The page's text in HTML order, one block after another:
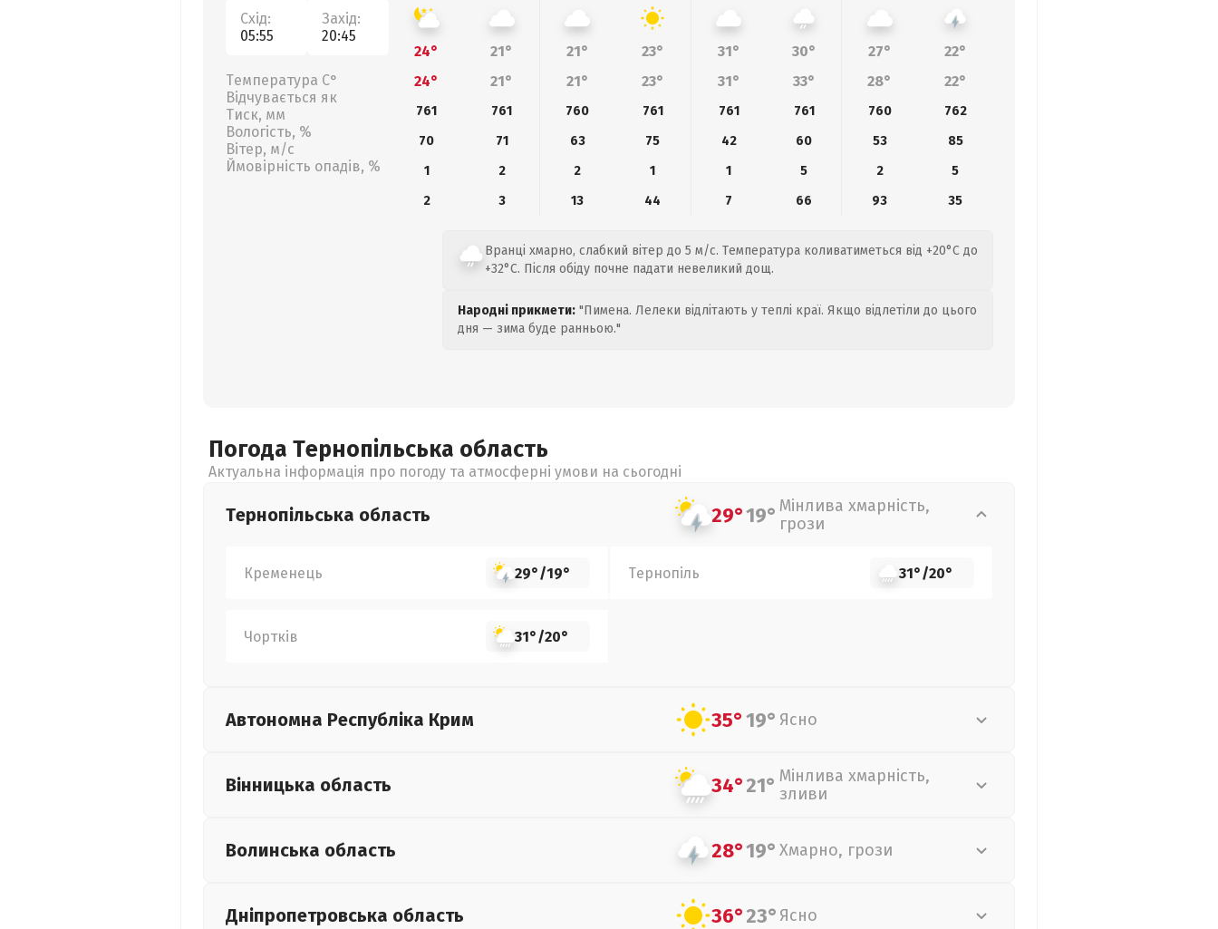
Схід:
05:55
Захід:
20:45
Температура С°
Відчувається як
Тиск, мм
Вологість, %
Вітер, м/с
Ймовірність опадів, %
24° 21° 21° 23° 31° 30° 27°
22°
24°
21° 21° 23° 31° 33° 28° 22°
761 761 760 761 761 761 760
762
70
71 63 75 42 60 53
85
1
2 2 1 1 5 2
5
2
3 13 44 7 66 93 35
Вранці хмарно, слабкий вітер до 5 м/с. Температура коливатиметься від +20°C до
+32°C. Після обіду почне падати невеликий дощ.
Народні прикмети: "Пимена. Лелеки відлітають у теплі краї. Якщо відлетіли до цього
дня — зима буде ранньою."
Погода Тернопільська область
Актуальна інформація про погоду та атмосферні умови на сьогодні
Тернопільська область 29°19° Мінлива хмарність,
грози
Кременець 29°/19° Тернопіль 31°/20°
Чортків 31°/20°
Автономна Республіка Крим 35°19° Ясно
Вінницька область 34°21° Мінлива хмарність,
зливи
Волинська область 28°19° Хмарно, грози
Дніпропетровська область 36°23° Ясно